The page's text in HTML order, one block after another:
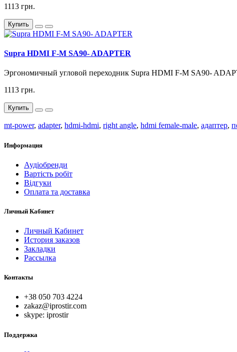
1113 грн.
Купить
Supra HDMI F-M SA90- ADAPTER
Эргономичный угловой переходник Supra HDMI F-M SA90-
1113 грн.
Купить
mt-power, adapter, hdmi-hdmi, right angle, hdmi female-male, адаптер,
Информация
Аудіобренди
Вартість робіт
Відгуки
Оплата та доставка
Личный Кабинет
Личный Кабинет
История заказов
Закладки
Рассылка
Контакты
+38 050 703 4224
zakaz@iprostir.com
skype: iprostir
Поддержка